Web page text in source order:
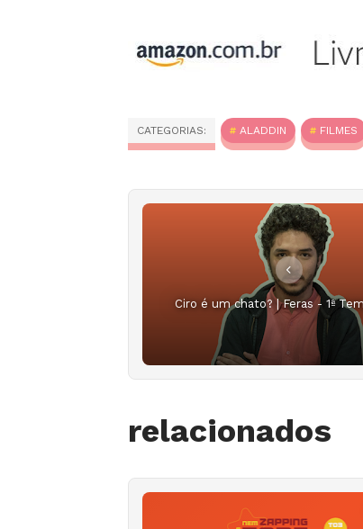
CATEGORIAS: ALADDIN FILMES
Ciro é um chato? | Feras - 1ª
relacionados